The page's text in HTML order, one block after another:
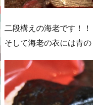
二段構えの海老です！！
そして海老の衣には青